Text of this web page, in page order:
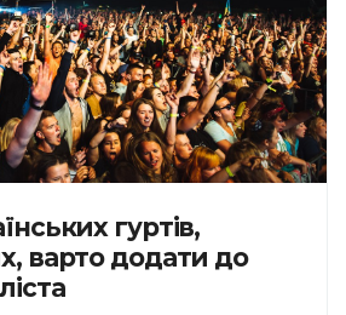
гуртів,
варто додати до